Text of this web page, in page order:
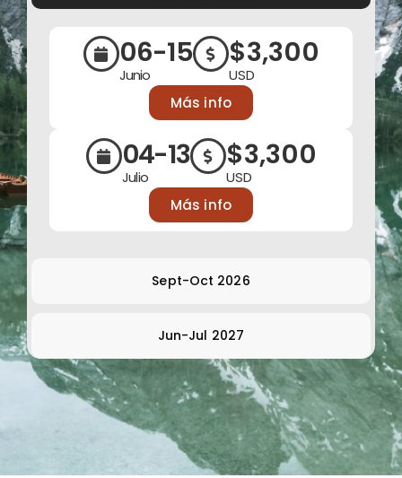
Sept-Oct 2026
Jun-Jul 2027
06-15
Junio
$3,300
USD
Más info
04-13
Julio
$3,300
USD
Más info